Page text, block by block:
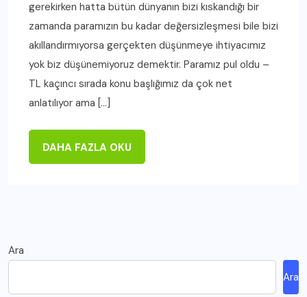
gerekirken hatta bütün dünyanın bizi kıskandığı bir
zamanda paramızın bu kadar değersizleşmesi bile bizi
akıllandırmıyorsa gerçekten düşünmeye ihtiyacımız
yok biz düşünemiyoruz demektir. Paramız pul oldu –
TL kaçıncı sırada konu başlığımız da çok net
anlatılıyor ama […]
DAHA FAZLA OKU
Ara
Ara